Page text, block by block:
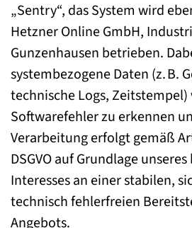
„Sentry“, das System wird
Hetzner Online GmbH,
Gunzenhausen betrieben.
systembezogene Daten (z. B.
technische Logs,
Softwarefehler zu erkennen
Verarbeitung erfolgt gemäß
DSGVO auf Grundlage
Interesses an einer stabilen,
technisch fehlerfreien
Angebots.